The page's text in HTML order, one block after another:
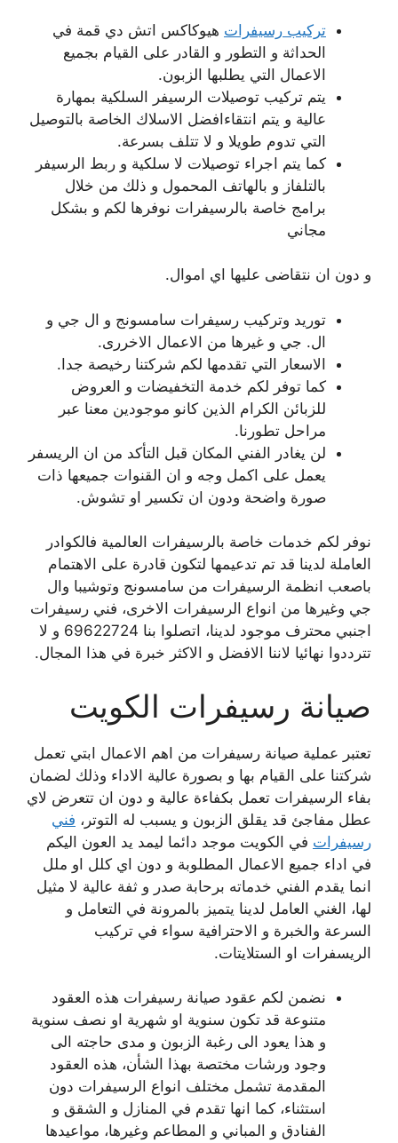
تركيب رسيفرات هيوكاكس اتش دي قمة في
الحداثة و التطور و القادر على القيام بجميع
الاعمال التي يطلبها الزبون.
يتم تركيب توصيلات الرسيفر السلكية بمهارة
عالية و يتم انتقاءافضل الاسلاك الخاصة بالتوصيل
التي تدوم طويلا و لا تتلف بسرعة.
كما يتم اجراء توصيلات لا سلكية و ربط الرسيفر
بالتلفاز و بالهاتف المحمول و ذلك من خلال
برامج خاصة بالرسيفرات نوفرها لكم و بشكل
مجاني
و دون ان نتقاضى عليها اي اموال.
توريد وتركيب رسيفرات سامسونج و ال جي و
ال. جي و غيرها من الاعمال الاخررى.
الاسعار التي تقدمها لكم شركتنا رخيصة جدا.
كما توفر لكم خدمة التخفيضات و العروض
للزبائن الكرام الذين كانو موجودين معنا عبر
مراحل تطورنا.
لن يغادر الفني المكان قبل التأكد من ان الريسفر
يعمل على اكمل وجه و ان القنوات جميعها ذات
صورة واضحة ودون ان تكسير او تشوش.
نوفر لكم خدمات خاصة بالرسيفرات العالمية فالكوادر
العاملة لدينا قد تم تدعيمها لتكون قادرة على الاهتمام
باصعب انظمة الرسيفرات من سامسونج وتوشيبا وال
جي وغيرها من انواع الرسيفرات الاخرى، فني رسيفرات
اجنبي محترف موجود لدينا، اتصلوا بنا 69622724 و لا
تترددوا نهائيا لاننا الافضل و الاكثر خبرة في هذا المجال.
صيانة رسيفرات الكويت
تعتبر عملية صيانة رسيفرات من اهم الاعمال ابتي تعمل
شركتنا على القيام بها و بصورة عالية الاداء وذلك لضمان
بفاء الرسيفرات تعمل بكفاءة عالية و دون ان تتعرض لاي
عطل مفاجئ قد يقلق الزبون و يسبب له التوتر، فني
رسيفرات في الكويت موجد دائما ليمد يد العون اليكم
في اداء جميع الاعمال المطلوبة و دون اي كلل او ملل
انما يقدم الفني خدماته برحابة صدر و ثفة عالية لا مثيل
لها، الغني العامل لدينا يتميز بالمرونة في التعامل و
السرعة والخبرة و الاحترافية سواء في تركيب
الريسفرات او الستلايتات.
نضمن لكم عقود صيانة رسيفرات هذه العقود
متنوعة قد تكون سنوية او شهرية او نصف سنوية
و هذا يعود الى رغبة الزبون و مدى حاجته الى
وجود ورشات مختصة بهذا الشأن، هذه العقود
المقدمة تشمل مختلف انواع الرسيفرات دون
استثناء، كما انها تقدم في المنازل و الشقق و
الفنادق و المباني و المطاعم وغيرها، مواعيدها